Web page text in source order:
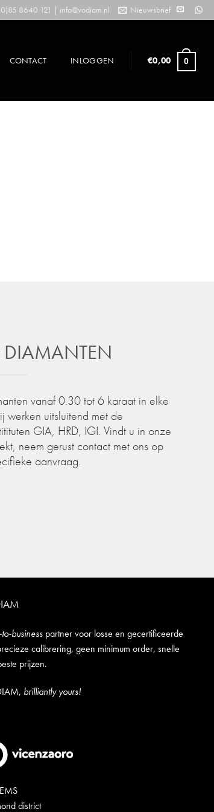
8640 121 | info@vodiam.nl Nieuwsbrief
CONTACT INLOGGEN €0,00 0
DIAMANTEN
vanaf 0.30 tot 6 karaat in elke
werken uitsluitend met de
GIA, HRD, IGI. Vindt u in onze
neem gerust contact met ons op
aanvraag.
businesspartner voor losse en gecertificeerde
calibrering, geen minimum order, snelle
prijzen.
brilliantly yours!
district